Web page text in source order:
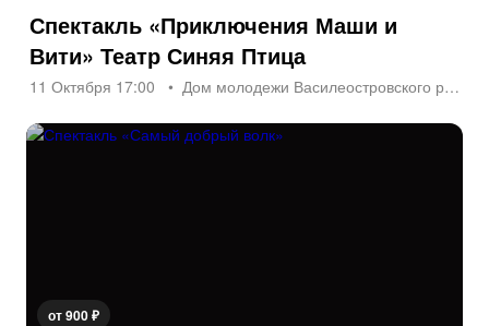
Спектакль «Приключения Маши и
Вити» Театр Синяя Птица
11 Октября 17:00 Дом молодежи Василеостровского р-на
от 900 ₽